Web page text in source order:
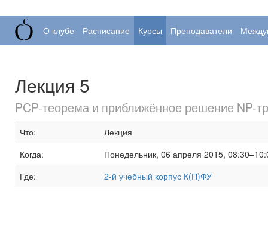
О клубе Расписание Курсы Преподаватели
Лекция 5
PCP-теорема и приближённое решение NP-
Что:
Лекция
Когда:
Понедельник, 06 апреля 2015,
Где:
2-й учебный корпус К(П)ФУ